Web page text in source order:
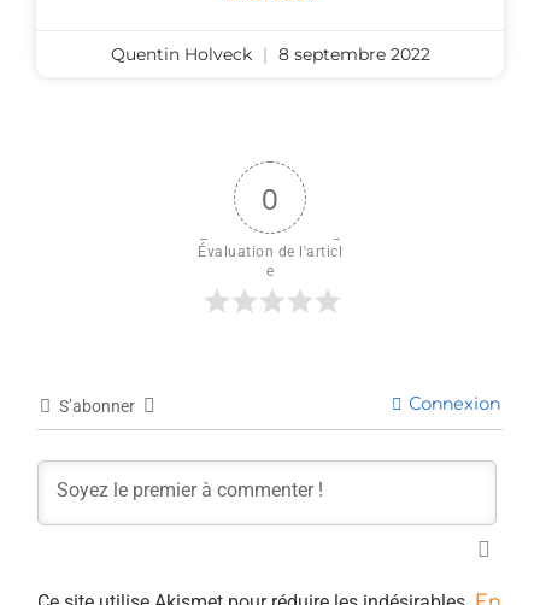
Quentin Holveck 8 septembre 2022
0
Évaluation de l'articl
e
S’abonner Connexion